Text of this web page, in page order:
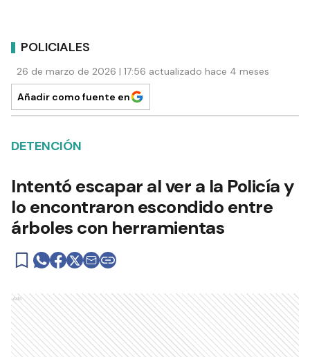
POLICIALES
26 de marzo de 2026 | 17:56 actualizado hace 4 meses
Añadir como fuente en
DETENCIÓN
Intentó escapar al ver a la Policía y
lo encontraron escondido entre
árboles con herramientas
Ads